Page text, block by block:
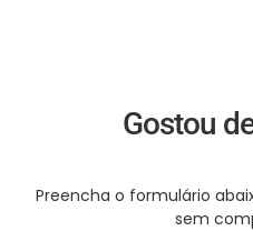
Gostou
Preencha o formulário
sem